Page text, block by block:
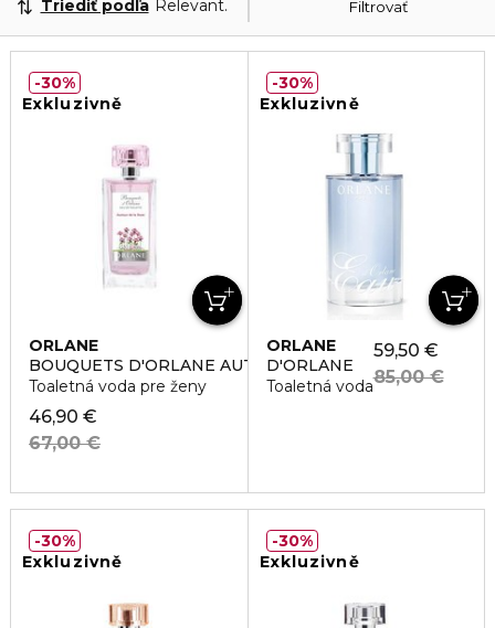
Filtrovať
Triediť podľa Relevantnosť
Exkluzivně
ORLANE
BOUQUETS D'ORLANE AUTOUR DE LA ROSE
Toaletná voda pre ženy
46,90 €
67,00 €
30%
Exkluzivně
ORLANE
D'ORLANE
Toaletná voda
59,50 €
85,00 €
30%
Exkluzivně
30%
Exkluzivně
30%